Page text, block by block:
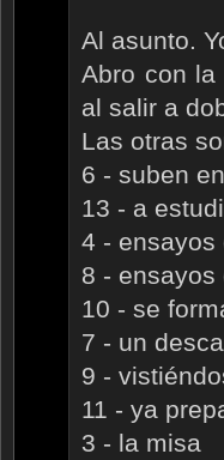
Al asunto.
Abro con
al salir a
Las otras
6 - suben
13 - a
4 - ensayos
8 - ensayos
10 - se
7 - un
9 -
11 - ya
3 - la misa